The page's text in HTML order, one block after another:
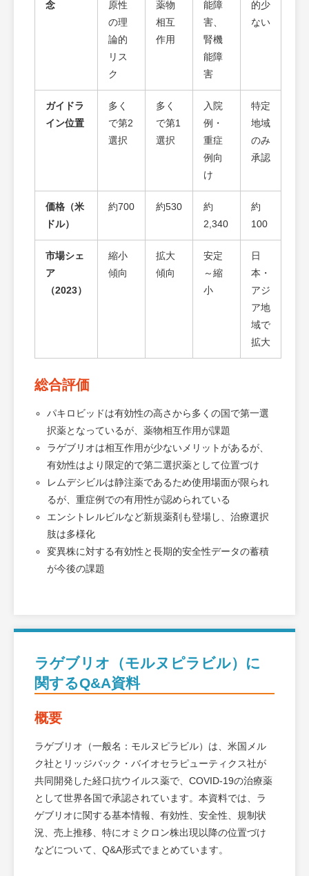
念
原性
の理
論的
リス
ク
薬物
相互
作用
能障
害、
腎機
能障
害
的少
ない
ガイドラ
イン位置
多く
で第2
選択
多く
で第1
選択
入院
例・
重症
例向
け
特定
地域
のみ
承認
価格（米
ドル）
約700 約530
約
2,340
約
100
市場シェ
ア
（2023）
縮小
傾向
拡大
傾向
安定
～縮
小
日
本・
アジ
ア地
域で
拡大
総合評価
パキロビッドは有効性の高さから多くの国で第一選
択薬となっているが、薬物相互作用が課題
ラゲブリオは相互作用が少ないメリットがあるが、
有効性はより限定的で第二選択薬として位置づけ
レムデシビルは静注薬であるため使用場面が限られ
るが、重症例での有用性が認められている
エンシトレルビルなど新規薬剤も登場し、治療選択
肢は多様化
変異株に対する有効性と長期的安全性データの蓄積
が今後の課題
ラゲブリオ（モルヌピラビル）に
関するQ&A資料
概要
ラゲブリオ（一般名：モルヌピラビル）は、米国メル
ク社とリッジバック・バイオセラピューティクス社が
共同開発した経口抗ウイルス薬で、COVID-19の治療薬
として世界各国で承認されています。本資料では、ラ
ゲブリオに関する基本情報、有効性、安全性、規制状
況、売上推移、特にオミクロン株出現以降の位置づけ
などについて、Q&A形式でまとめています。